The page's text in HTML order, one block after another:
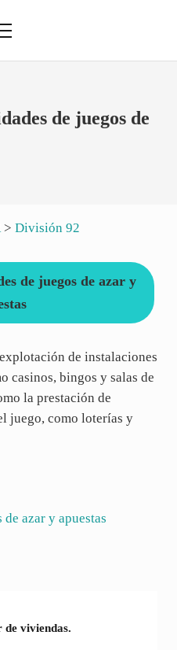
IAE CNAE
de juegos de
> División 92
de juegos de azar y
de instalaciones
casinos, bingos y salas de
la prestación de
juego, como loterías y
azar y apuestas
viviendas.